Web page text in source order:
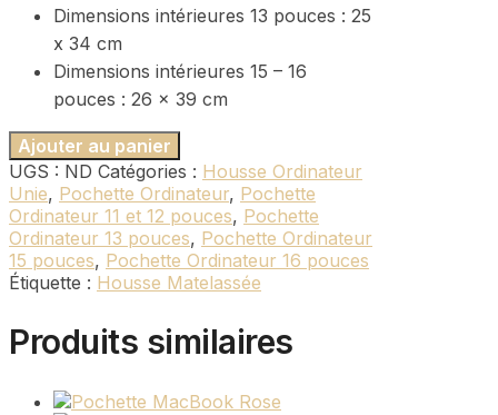
Dimensions intérieures 13 pouces : 25
x 34 cm
Dimensions intérieures 15 – 16
pouces : 26 x 39 cm
Ajouter au panier
UGS : ND Catégories : Housse Ordinateur
Unie, Pochette Ordinateur, Pochette
Ordinateur 11 et 12 pouces, Pochette
Ordinateur 13 pouces, Pochette Ordinateur
15 pouces, Pochette Ordinateur 16 pouces
Étiquette : Housse Matelassée
Produits similaires